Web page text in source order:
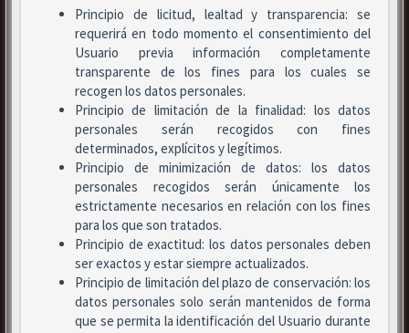
Principio de licitud, lealtad y transparencia: se
requerirá en todo momento el consentimiento del
Usuario previa información completamente
transparente de los fines para los cuales se
recogen los datos personales.
Principio de limitación de la finalidad: los datos
personales serán recogidos con fines
determinados, explícitos y legítimos.
Principio de minimización de datos: los datos
personales recogidos serán únicamente los
estrictamente necesarios en relación con los fines
para los que son tratados.
Principio de exactitud: los datos personales deben
ser exactos y estar siempre actualizados.
Principio de limitación del plazo de conservación: los
datos personales solo serán mantenidos de forma
que se permita la identificación del Usuario durante